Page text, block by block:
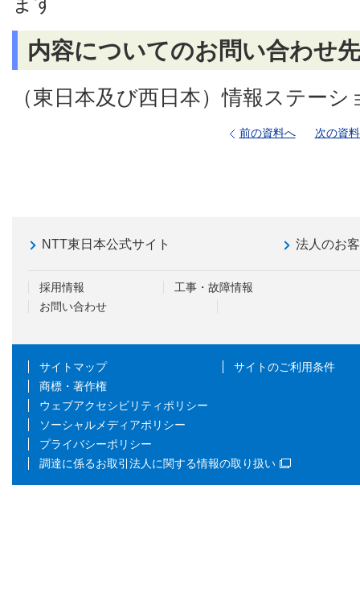
内容についてのお問い合わせ先
（東日本及び西日本）情報ステーシ
前の資料へ 次の資
NTT東日本公式サイト 法人のお
採用情報
工事・故障情報
お問い合わせ
サイトマップ
サイトのご利用条件
商標・著作権
ウェブアクセシビリティポリシー
ソーシャルメディアポリシー
プライバシーポリシー
調達に係るお取引法人に関する情報の取り扱い